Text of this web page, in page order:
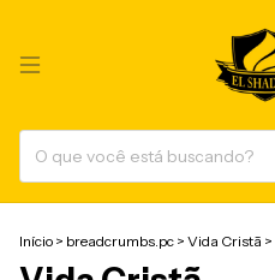
Início > breadcrumbs.pc > Vida Cristã >